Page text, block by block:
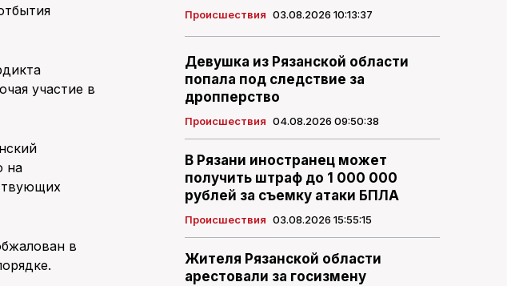
участие в
на
в
Происшествия 03.08.2026 10:13:37
Девушка из Рязанской области
попала под следствие за
дропперство
Происшествия 04.08.2026 09:50:38
В Рязани иностранец может
получить штраф до 1 000 000
рублей за съемку атаки БПЛА
Происшествия 03.08.2026 15:55:15
Жителя Рязанской области
арестовали за госизмену